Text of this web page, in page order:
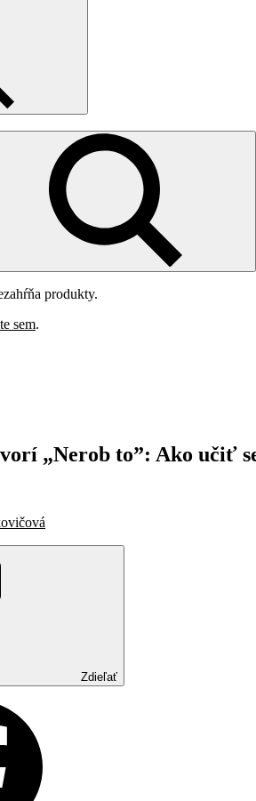
produkty.
sem.
„Nerob to”: Ako učiť
Zdieľať